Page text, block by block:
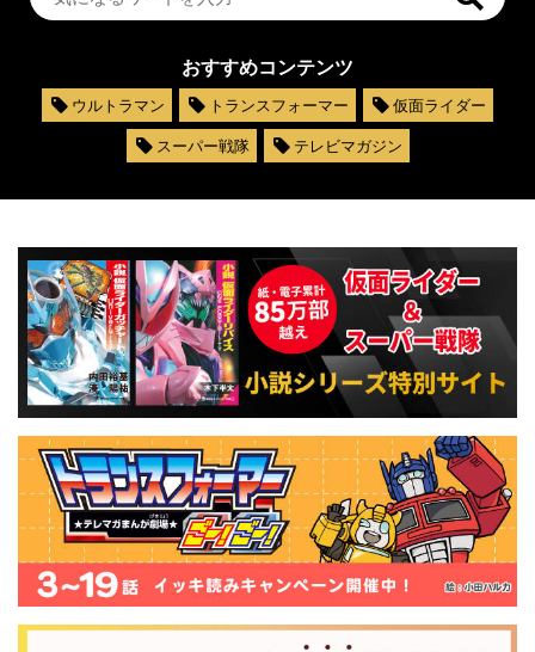
おすすめコンテンツ
ウルトラマン トランスフォーマー
仮面ライダー
スーパー戦隊
テレビマガジン